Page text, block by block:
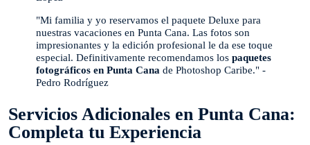
"Mi familia y yo reservamos el paquete Deluxe para
nuestras vacaciones en Punta Cana. Las fotos son
impresionantes y la edición profesional le da ese toque
especial. Definitivamente recomendamos los paquetes
fotográficos en Punta Cana de Photoshop Caribe." -
Pedro Rodríguez
Servicios Adicionales en Punta Cana:
Completa tu Experiencia